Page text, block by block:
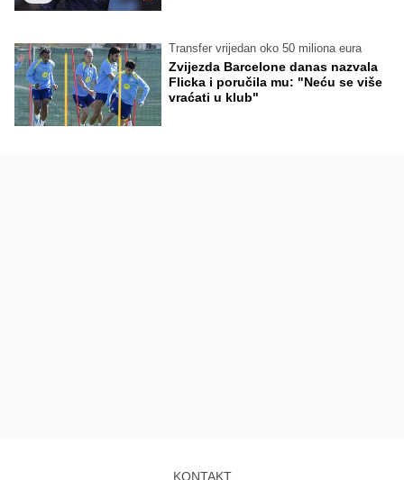
Transfer vrijedan oko 50 miliona eura
Zvijezda Barcelone danas nazvala
Flicka i poručila mu: "Neću se više
vraćati u klub"
KONTAKT